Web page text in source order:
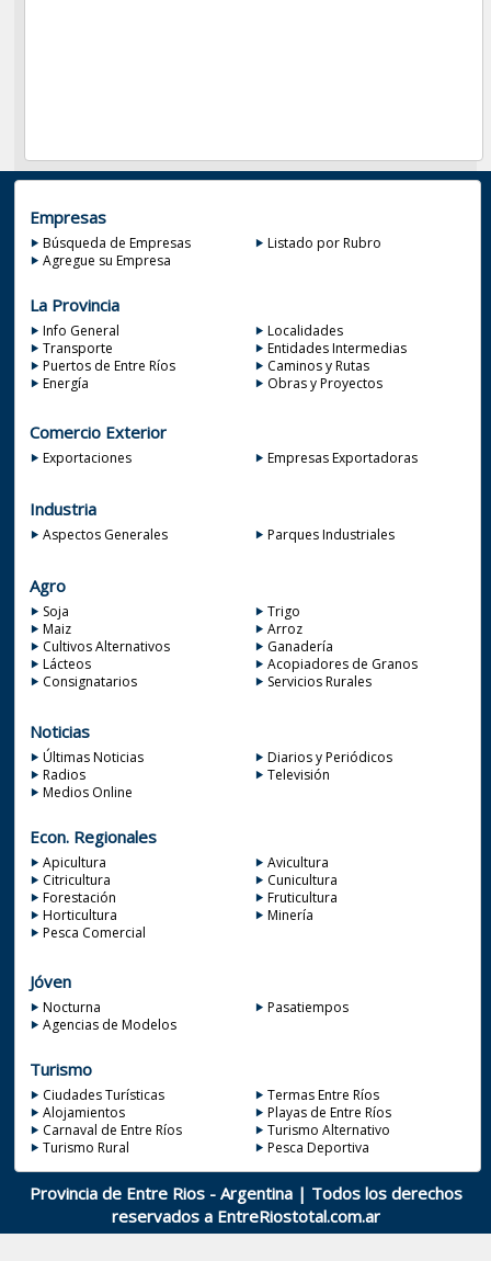
Empresas
Búsqueda de Empresas
Listado por Rubro
Agregue su Empresa
La Provincia
Info General
Localidades
Transporte
Entidades Intermedias
Puertos de Entre Ríos
Caminos y Rutas
Energía
Obras y Proyectos
Comercio Exterior
Exportaciones Empresas Exportadoras
Industria
Aspectos Generales Parques Industriales
Agro
Soja
Trigo
Maiz
Arroz
Cultivos Alternativos
Ganadería
Lácteos
Acopiadores de Granos
Consignatarios
Servicios Rurales
Noticias
Últimas Noticias
Diarios y Periódicos
Radios
Televisión
Medios Online
Econ. Regionales
Apicultura
Avicultura
Citricultura
Cunicultura
Forestación
Fruticultura
Horticultura
Minería
Pesca Comercial
Jóven
Nocturna
Pasatiempos
Agencias de Modelos
Turismo
Ciudades Turísticas
Termas Entre Ríos
Alojamientos
Playas de Entre Ríos
Carnaval de Entre Ríos
Turismo Alternativo
Turismo Rural
Pesca Deportiva
Provincia de Entre Rios - Argentina | Todos los derechos
reservados a EntreRiostotal.com.ar